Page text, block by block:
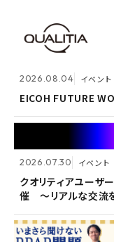
2026.08.04 イベント
EICOH FUTURE
2026.07.30 イベント
クオリティアユーザ
催 〜リアルな交流を
2026.08.04 イベント
EICOH FUTURE
2026.07.30 イベント
クオリティアユーザ
催 〜リアルな交流を
2026.07.30
クオリティアユーザ
催 〜リアルな交流を
がる想いを未来へつ
2026.07.09 自社ウェ
<7/30 ウェビナー開